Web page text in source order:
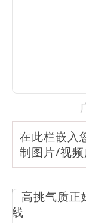
在此栏嵌入
制图片/视频